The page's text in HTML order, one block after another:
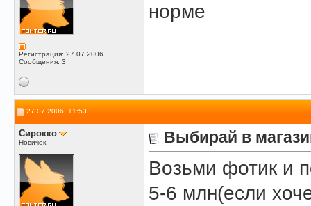
Регистрация: 27.07.2006
Сообщения: 3
норме
27.07.2006, 11:53
Сирокко
Новичок Выбирай в
Возьми фотик и
5-6 млн(если